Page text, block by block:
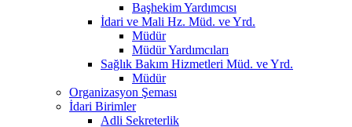
Başhekim Yardımcısı
İdari ve Mali Hz. Müd. ve Yrd.
Müdür
Müdür Yardımcıları
Sağlık Bakım Hizmetleri Müd. ve Yrd.
Müdür
Organizasyon Şeması
İdari Birimler
Adli Sekreterlik